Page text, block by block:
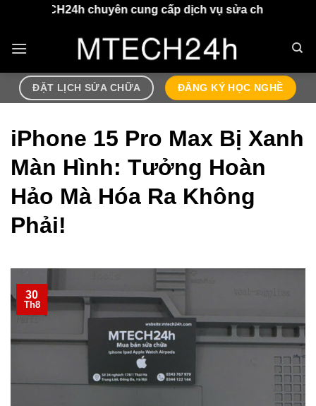
nội
chuyên cung cấp dịch vụ sửa chữa điện thoại, airpods
ĐẶT LỊCH SỬA CHỮA ĐĂNG KÝ HỌC NGHỀ
iPhone 15 Pro Max Bị Xanh
Màn Hình: Tưởng Hoàn
Hảo Mà Hóa Ra Không
Phải!
30
Th8